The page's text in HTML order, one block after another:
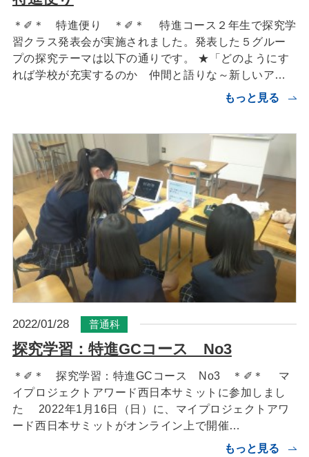
＊✐＊ 特進便り ＊✐＊ 特進コース２年生で探究学
習クラス発表会が実施されました。発表した５グルー
プの探究テーマは以下の通りです。 ★「どのようにす
れば学校が充実するのか 仲間と語りな～新しいア…
もっと見る
2022/01/28 普通科
探究学習：特進GCコース No3
＊✐＊ 探究学習：特進GCコース No3 ＊✐＊ マ
イプロジェクトアワード西日本サミットに参加しまし
た 2022年1月16日（日）に、マイプロジェクトアワ
ード西日本サミットがオンライン上で開催…
もっと見る